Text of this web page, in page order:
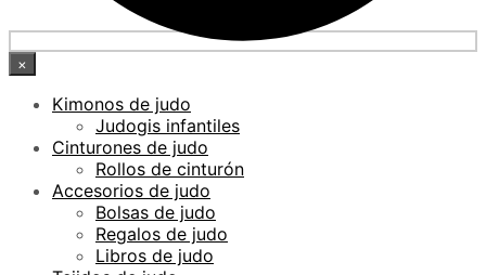
×
Kimonos de judo
Judogis infantiles
Cinturones de judo
Rollos de cinturón
Accesorios de judo
Bolsas de judo
Regalos de judo
Libros de judo